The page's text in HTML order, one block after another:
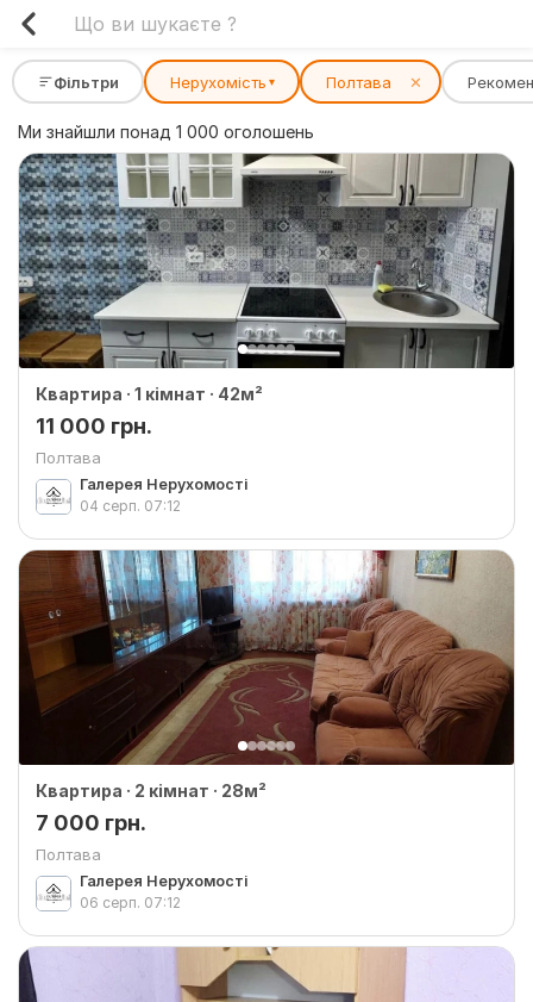
Фільтри Нерухомість ▾ Полтава ✕
Ми знайшли понад 1 000 оголошень
Квартира · 1 кімнат · 42м²
11 000 грн.
Полтава
Галерея Нерухомості
04 серп. 07:12
Квартира · 2 кімнат · 28м²
7 000 грн.
Полтава
Галерея Нерухомості
06 серп. 07:12